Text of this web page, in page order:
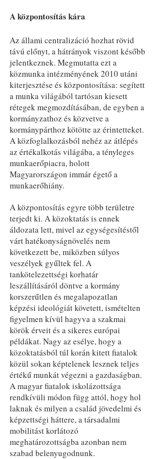
A központosítás kára
Az állami centralizáció hozhat rövid
távú előnyt, a hátrányok viszont később
jelentkeznek. Megmutatta ezt a
közmunka intézményének 2010 utáni
kiterjesztése és központosítása: segített
a munka világából tartósan kiesett
rétegek megmozdításában, de egyben a
kormányzathoz és közvetve a
kormánypárthoz kötötte az érintetteket.
A közfoglalkozásból nehéz az átlépés
az értékalkotás világába, a tényleges
munkaerőpiacra, holott
Magyarországon immár égető a
munkaerőhiány.
A központosítás egyre több területre
terjedt ki. A közoktatás is ennek
áldozata lett, mivel az egységesítéstől
várt hatékonyságnövelés nem
következett be, miközben súlyos
veszélyek gyűltek fel. A
tankötelezettségi korhatár
leszállításáról döntve a kormány
korszerűtlen és megalapozatlan
képzési ideológiát követett, ismételten
figyelmen kívül hagyva a szakmai
körök érveit és a sikeres európai
példákat. Nagy az esélye, hogy a
közoktatásból túl korán kitett fiatalok
közül sokan képtelenek lesznek teljes
értékű munkát végezni a gazdaságban.
A magyar fiatalok iskolázottsága
rendkívüli módon függ attól, hogy hol
laknak és milyen a család jövedelmi és
képzettségi háttere, a társadalmi
mobilitást korlátozó
meghatározottságba azonban nem
szabad belenyugodnunk.